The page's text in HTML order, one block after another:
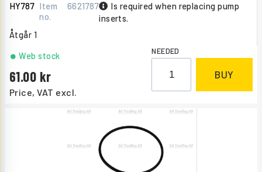
HY787 Item
no.
6621787
Is required when replacing pump
inserts.
Åtgår 1
Price, VAT excl.
61.00
Web stock NEEDED
BUY